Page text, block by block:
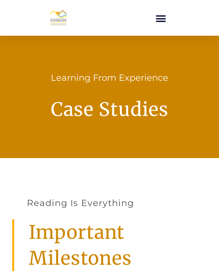
Learning From Experience
Case Studies
Reading Is Everything
Important
Milestones